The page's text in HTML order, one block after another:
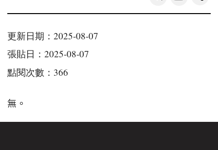
更新日期：2025-08-07
張貼日：2025-08-07
點閱次數：366
無。